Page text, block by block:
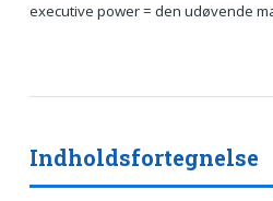
executive power = den udøvende
Indholdsfortegnelse